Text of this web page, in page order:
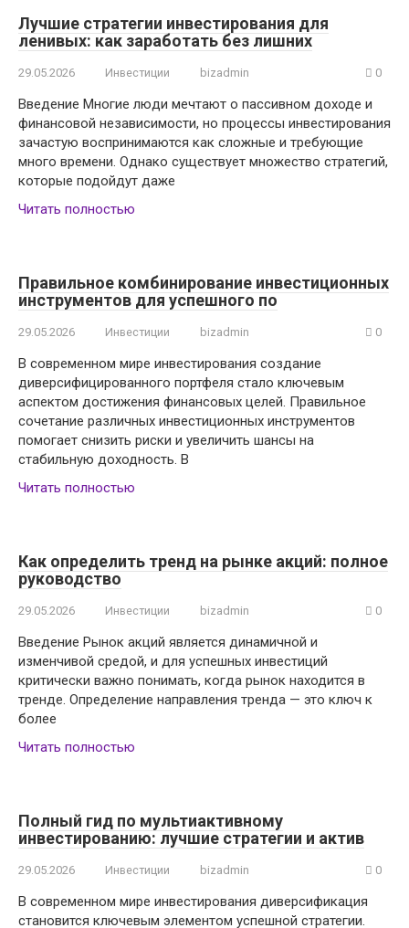
Лучшие стратегии инвестирования для
ленивых: как заработать без лишних
29.05.2026 Инвестиции bizadmin 0
Введение Многие люди мечтают о пассивном доходе и
финансовой независимости, но процессы инвестирования
зачастую воспринимаются как сложные и требующие
много времени. Однако существует множество стратегий,
которые подойдут даже
Читать полностью
Правильное комбинирование инвестиционных
инструментов для успешного по
29.05.2026 Инвестиции bizadmin 0
В современном мире инвестирования создание
диверсифицированного портфеля стало ключевым
аспектом достижения финансовых целей. Правильное
сочетание различных инвестиционных инструментов
помогает снизить риски и увеличить шансы на
стабильную доходность. В
Читать полностью
Как определить тренд на рынке акций: полное
руководство
29.05.2026 Инвестиции bizadmin 0
Введение Рынок акций является динамичной и
изменчивой средой, и для успешных инвестиций
критически важно понимать, когда рынок находится в
тренде. Определение направления тренда — это ключ к
более
Читать полностью
Полный гид по мультиактивному
инвестированию: лучшие стратегии и актив
29.05.2026 Инвестиции bizadmin 0
В современном мире инвестирования диверсификация
становится ключевым элементом успешной стратегии.